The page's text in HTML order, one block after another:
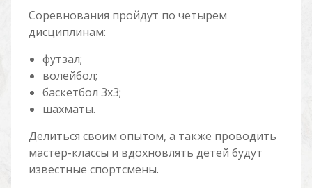
Соревнования пройдут по четырем
дисциплинам:
футзал;
волейбол;
баскетбол 3х3;
шахматы.
Делиться своим опытом, а также проводить
мастер-классы и вдохновлять детей будут
известные спортсмены.